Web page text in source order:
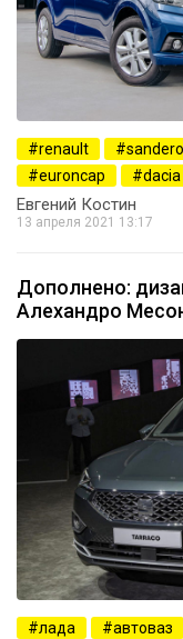
renault sandero
euroncap
dacia
Евгений Костин
13 апреля 2021 13:17
Дополнено:
Алехандро
лада автоваз